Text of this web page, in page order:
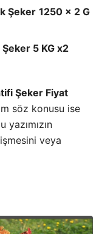
Şeker 1250 x 2 G
5 KG x2
Şeker Fiyat
söz konusu ise
yazımızın
veya